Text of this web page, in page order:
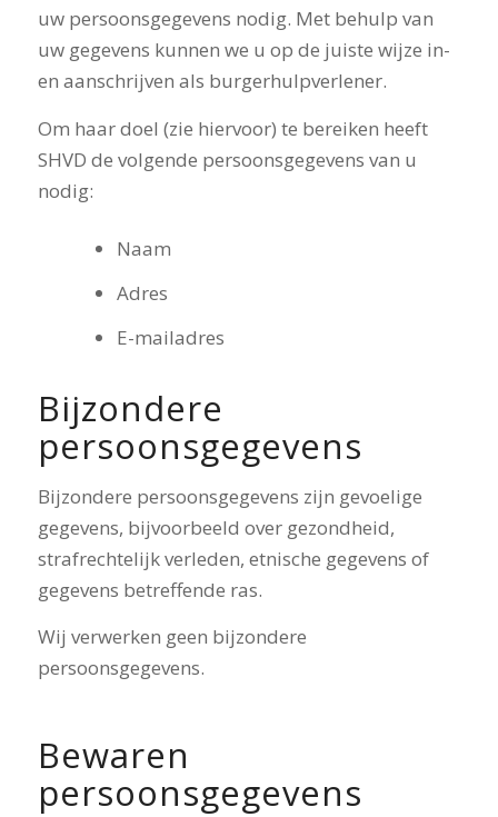
uw persoonsgegevens nodig. Met behulp van
uw gegevens kunnen we u op de juiste wijze in-
en aanschrijven als burgerhulpverlener.
Om haar doel (zie hiervoor) te bereiken heeft
SHVD de volgende persoonsgegevens van u
nodig:
Naam
Adres
E-mailadres
Bijzondere
persoonsgegevens
Bijzondere persoonsgegevens zijn gevoelige
gegevens, bijvoorbeeld over gezondheid,
strafrechtelijk verleden, etnische gegevens of
gegevens betreffende ras.
Wij verwerken geen bijzondere
persoonsgegevens.
Bewaren
persoonsgegevens